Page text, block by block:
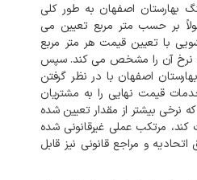
بهارستان اصفهان به طور کلی
بر حسب متر مربع تعیین می
با تعیین قیمت هر متر مربع
نرخ آن را مشخص می کند. سپس
اصفهان با در نظر گرفتن
قیمت نهایی را به مشتریان
نرخی بیشتر از مقدار تعیین شده
کند، مرتکب عملی غیرقانونی شده
و مراجع قانونی نیز قابل